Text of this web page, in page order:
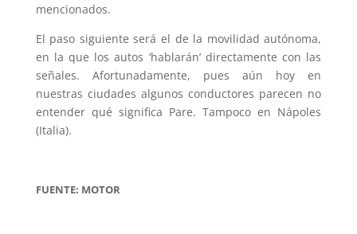
mencionados.
El paso siguiente será el de la movilidad autónoma,
en la que los autos ‘hablarán’ directamente con las
señales. Afortunadamente, pues aún hoy en
nuestras ciudades algunos conductores parecen no
entender qué significa Pare. Tampoco en Nápoles
(Italia).
FUENTE: MOTOR